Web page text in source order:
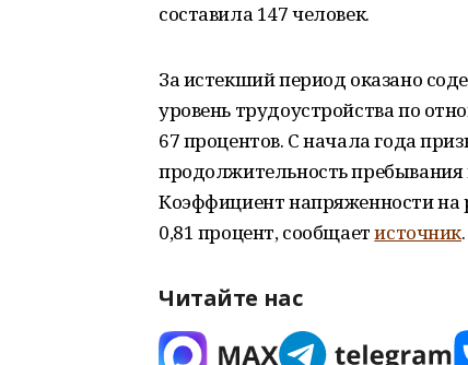
составила 147 человек.
За истекший период оказано
уровень трудоустройства по
67 процентов. С начала года
продолжительность пребывания
Коэффициент напряженности на
0,81 процент, сообщаетисточник.
Читайте нас